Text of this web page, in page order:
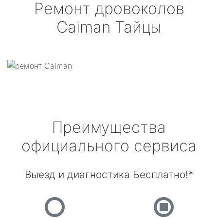
Ремонт дровоколов
Caiman Тайцы
Преимущества
официального сервиса
Выезд и диагностика Бесплатно!*